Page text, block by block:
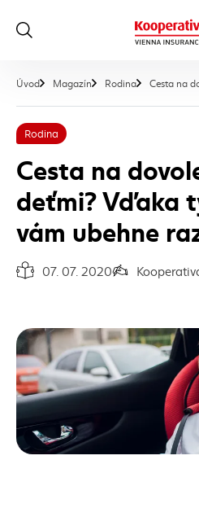
Úvod Magazín Rodina Cesta na
Rodina
Cesta na
deťmi? Vďaka
vám ubehne
Dátum vydania článku:
07. 07. 2020Autor článku: